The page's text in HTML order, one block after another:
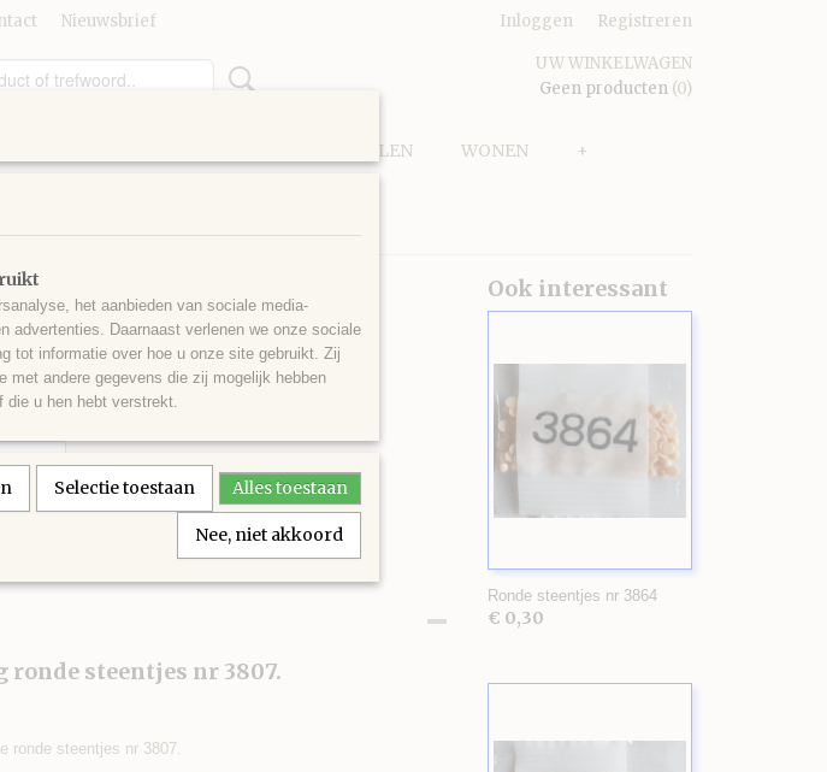
Nieuwsbrief Inloggen Registreren
UW WINKELWAGEN
Geen producten (0)
PUZZELEN WONEN +
nr 3807
nr 3807
steentjes nr 3807.
ronde steentjes nr 3807.
Ook interessant
Ronde steentjes nr 3864
€ 0,30
het aanbieden van sociale media-
advertenties. Daarnaast verlenen we onze sociale
tot informatie over hoe u onze site gebruikt. Zij
met andere gegevens die zij mogelijk hebben
die u hen hebt verstrekt.
Selectie toestaan Alles toestaan
Nee, niet akkoord